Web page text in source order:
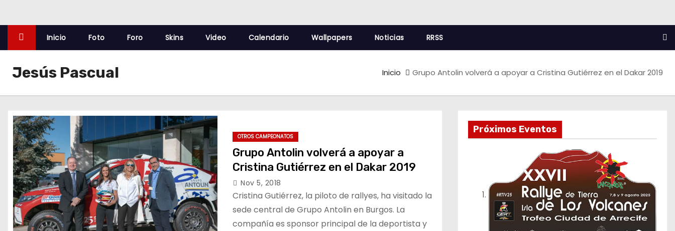
Inicio Foto Foro Skins Video Calendario Wallpapers Noticias RRSS
Jesús Pascual Inicio Grupo Antolin volverá a apoyar a Cristina Gutiérrez en el Dakar 2019
OTROS CAMPEONATOS
Grupo Antolin volverá a apoyar a
Cristina Gutiérrez en el Dakar 2019
Nov 5, 2018
Cristina Gutiérrez, la piloto de rallyes, ha visitado la
sede central de Grupo Antolin en Burgos. La
compañía es sponsor principal de la deportista y
Próximos Eventos